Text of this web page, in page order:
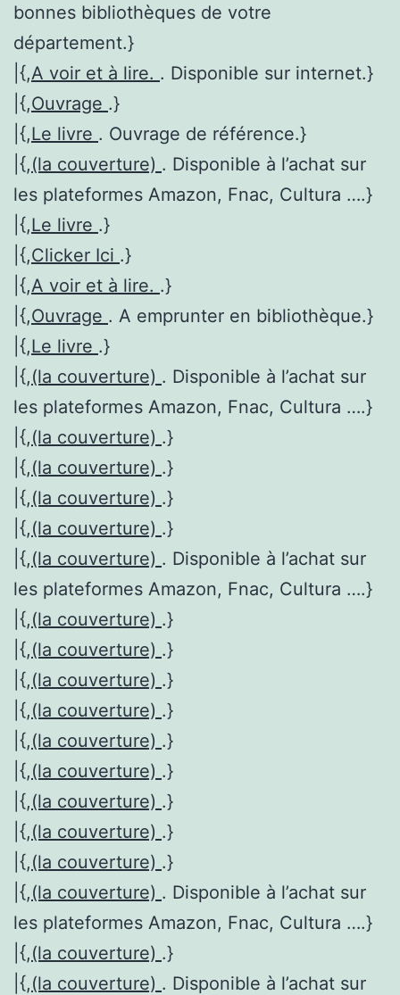
bonnes bibliothèques de votre
département.}
|{,A voir et à lire. . Disponible sur internet.}
|{,Ouvrage .}
|{,Le livre . Ouvrage de référence.}
|{,(la couverture) . Disponible à l’achat sur
les plateformes Amazon, Fnac, Cultura ….}
|{,Le livre .}
|{,Clicker Ici .}
|{,A voir et à lire. .}
|{,Ouvrage . A emprunter en bibliothèque.}
|{,Le livre .}
|{,(la couverture) . Disponible à l’achat sur
les plateformes Amazon, Fnac, Cultura ….}
|{,(la couverture) .}
|{,(la couverture) .}
|{,(la couverture) .}
|{,(la couverture) .}
|{,(la couverture) . Disponible à l’achat sur
les plateformes Amazon, Fnac, Cultura ….}
|{,(la couverture) .}
|{,(la couverture) .}
|{,(la couverture) .}
|{,(la couverture) .}
|{,(la couverture) .}
|{,(la couverture) .}
|{,(la couverture) .}
|{,(la couverture) .}
|{,(la couverture) .}
|{,(la couverture) . Disponible à l’achat sur
les plateformes Amazon, Fnac, Cultura ….}
|{,(la couverture) .}
|{,(la couverture) . Disponible à l’achat sur